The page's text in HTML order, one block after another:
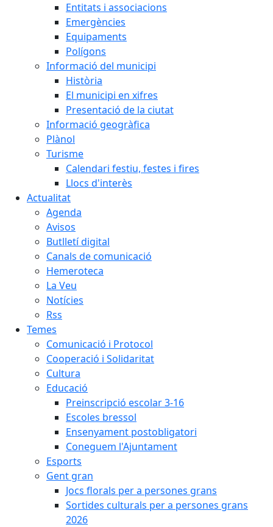
Entitats i associacions
Emergències
Equipaments
Polígons
Informació del municipi
Història
El municipi en xifres
Presentació de la ciutat
Informació geogràfica
Plànol
Turisme
Calendari festiu, festes i fires
Llocs d'interès
Actualitat
Agenda
Avisos
Butlletí digital
Canals de comunicació
Hemeroteca
La Veu
Notícies
Rss
Temes
Comunicació i Protocol
Cooperació i Solidaritat
Cultura
Educació
Preinscripció escolar 3-16
Escoles bressol
Ensenyament postobligatori
Coneguem l'Ajuntament
Esports
Gent gran
Jocs florals per a persones grans
Sortides culturals per a persones grans
2026